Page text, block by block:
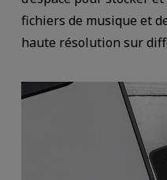
fichiers de musique et
haute résolution sur